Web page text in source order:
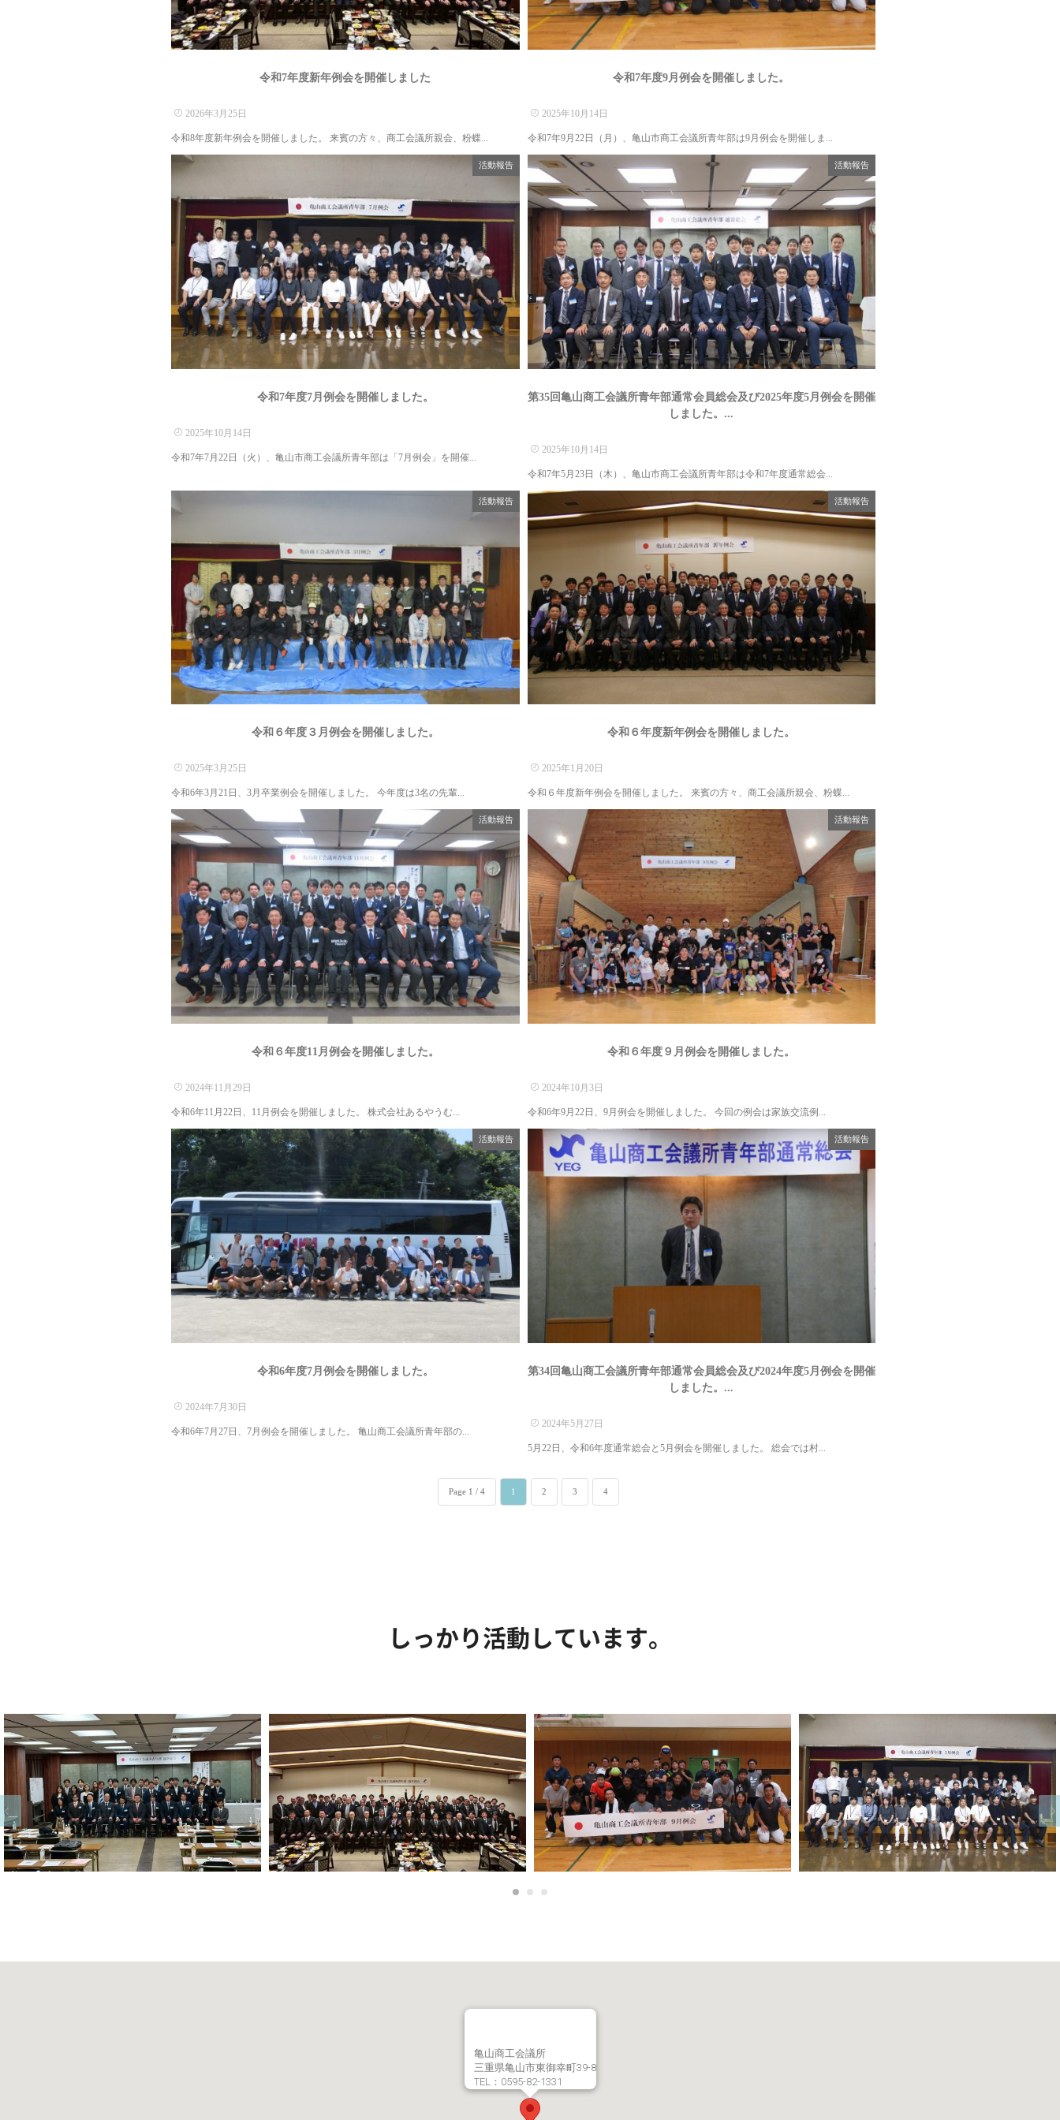
令和7年度新年例会を開催しました
2026年3月25日
令和8年度新年例会を開催しました。 来賓の方々、商工会議所親会、粉蝶...
令和7年度9月例会を開催しました。
2025年10月14日
令和7年9月22日（月）、亀山市商工会議所青年部は9月例会を開催しま...
活動報告
令和7年度7月例会を開催しました。
2025年10月14日
令和7年7月22日（火）、亀山市商工会議所青年部は「7月例会」を開催...
活動報告
第35回亀山商工会議所青年部通常会員総会及び2025年度5月例会を開催
しました。...
2025年10月14日
令和7年5月23日（木）、亀山市商工会議所青年部は令和7年度通常総会...
活動報告
令和６年度３月例会を開催しました。
2025年3月25日
令和6年3月21日、3月卒業例会を開催しました。 今年度は3名の先輩...
活動報告
令和６年度新年例会を開催しました。
2025年1月20日
令和６年度新年例会を開催しました。 来賓の方々、商工会議所親会、粉蝶...
活動報告
令和６年度11月例会を開催しました。
2024年11月29日
令和6年11月22日、11月例会を開催しました。 株式会社あるやうむ...
活動報告
令和６年度９月例会を開催しました。
2024年10月3日
令和6年9月22日、9月例会を開催しました。 今回の例会は家族交流例...
活動報告
令和6年度7月例会を開催しました。
2024年7月30日
令和6年7月27日、7月例会を開催しました。 亀山商工会議所青年部の...
活動報告
第34回亀山商工会議所青年部通常会員総会及び2024年度5月例会を開催
しました。...
2024年5月27日
5月22日、令和6年度通常総会と5月例会を開催しました。 総会では村...
Page 1 / 4 1 2 3 4
しっかり活動しています。
亀山商工会議所
三重県亀山市東御幸町39-8
TEL：0595-82-1331